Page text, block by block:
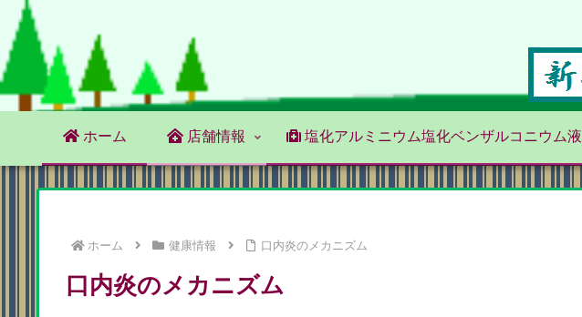
ホーム 店舗情報 塩化アルミニウム塩化ベンザルコニウム液
ホーム 健康情報 口内炎のメカニズム
口内炎のメカニズム